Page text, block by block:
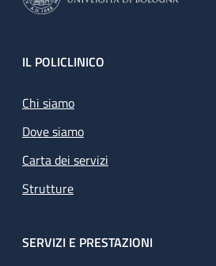
Footer
IL POLICLINICO
Chi siamo
Dove siamo
Carta dei servizi
Strutture
SERVIZI E PRESTAZIONI